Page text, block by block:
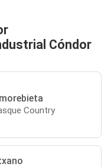
Cóndor
Country